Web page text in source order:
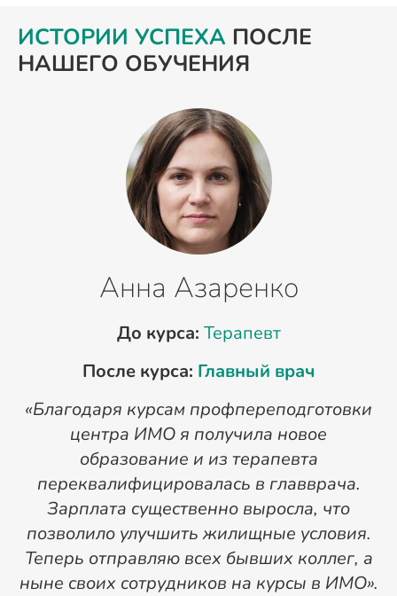
ИСТОРИИ УСПЕХА ПОСЛЕ
НАШЕГО ОБУЧЕНИЯ
Анна Азаренко
До курса: Терапевт
После курса: Главный врач
«Благодаря курсам профпереподготовки
центра ИМО я получила новое
образование и из терапевта
переквалифицировалась в главврача.
Зарплата существенно выросла, что
позволило улучшить жилищные условия.
Теперь отправляю всех бывших коллег, а
ныне своих сотрудников на курсы в ИМО».